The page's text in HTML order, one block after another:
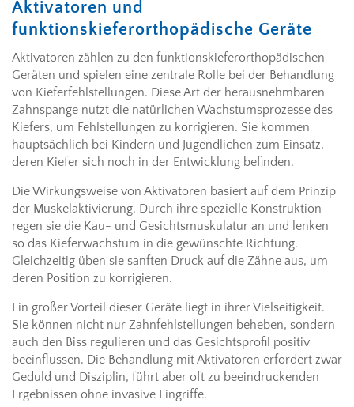
Aktivatoren und
funktionskieferorthopädische Geräte
Aktivatoren zählen zu den funktionskieferorthopädischen
Geräten und spielen eine zentrale Rolle bei der Behandlung
von Kieferfehlstellungen. Diese Art der herausnehmbaren
Zahnspange nutzt die natürlichen Wachstumsprozesse des
Kiefers, um Fehlstellungen zu korrigieren. Sie kommen
hauptsächlich bei Kindern und Jugendlichen zum Einsatz,
deren Kiefer sich noch in der Entwicklung befinden.
Die Wirkungsweise von Aktivatoren basiert auf dem Prinzip
der Muskelaktivierung. Durch ihre spezielle Konstruktion
regen sie die Kau- und Gesichtsmuskulatur an und lenken
so das Kieferwachstum in die gewünschte Richtung.
Gleichzeitig üben sie sanften Druck auf die Zähne aus, um
deren Position zu korrigieren.
Ein großer Vorteil dieser Geräte liegt in ihrer Vielseitigkeit.
Sie können nicht nur Zahnfehlstellungen beheben, sondern
auch den Biss regulieren und das Gesichtsprofil positiv
beeinflussen. Die Behandlung mit Aktivatoren erfordert zwar
Geduld und Disziplin, führt aber oft zu beeindruckenden
Ergebnissen ohne invasive Eingriffe.